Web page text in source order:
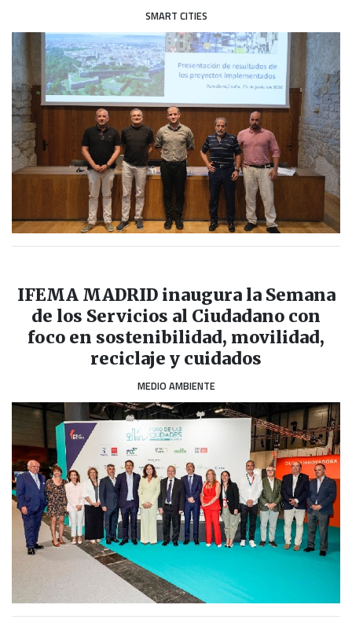
SMART CITIES
IFEMA MADRID inaugura la Semana
de los Servicios al Ciudadano con
foco en sostenibilidad, movilidad,
reciclaje y cuidados
MEDIO AMBIENTE